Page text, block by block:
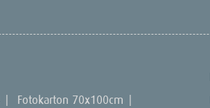
Fotokarton 70x100cm